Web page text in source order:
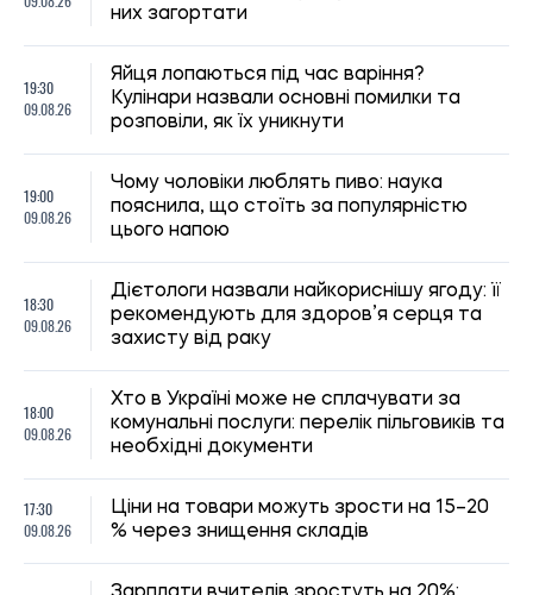
09.08.26
Хто в Україні може не сплачувати за
необхідні документи
17:30
Ціни на товари можуть зрости на 15–20
17:00
Зарплати вчителів зростуть на 20%:
скільки педагоги отримуватимуть з 1
16:30
09.08.26
Школи Києва можуть перейти на
дистанційне навчання: названо причину
16:00
09.08.26
Син Байдена розповів про погіршення
стану здоров’я батька: хвороба
прогресує
15:30
09.08.26
Україні загрожує дефіцит води: які
області можуть зіткнутися з нестачею
Скільки потрібно щодня гуляти з